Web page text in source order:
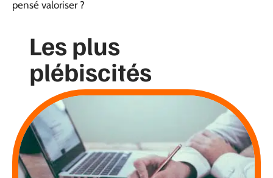
pensé valoriser ?
Les plus
plébiscités